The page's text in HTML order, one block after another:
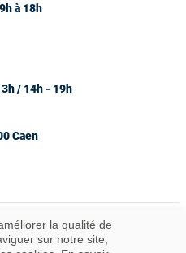
à 18h
/ 14h - 19h
Caen
la qualité de
sur notre site,
personnelles